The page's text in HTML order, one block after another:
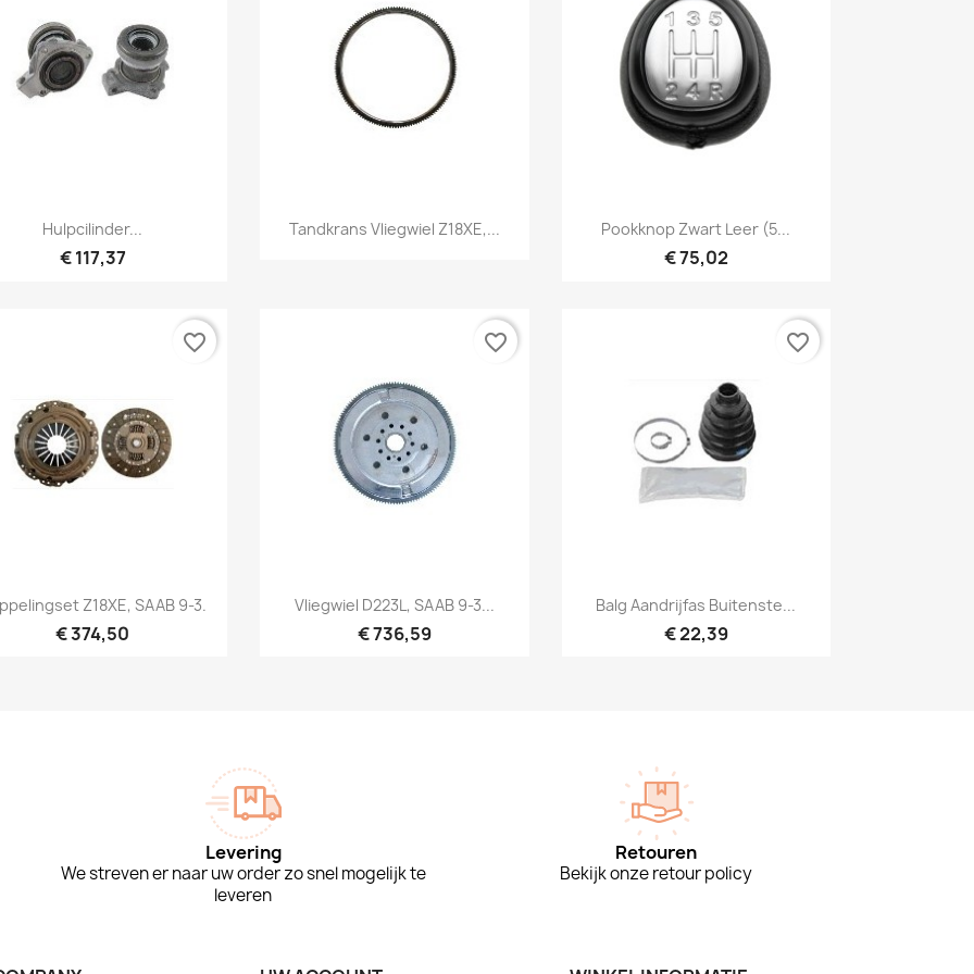
Snel bekijken
Hulpcilinder...
€ 117,37
Snel bekijken
Tandkrans Vliegwiel Z18XE,... Snel bekijken
Pookknop Zwart Leer (5...
€ 75,02
Snel bekijken
Z18XE, SAAB 9-3.
€ 374,50
favorite_border
Snel bekijken
Vliegwiel D223L, SAAB 9-3...
€ 736,59
favorite_border
Snel bekijken
Balg Aandrijfas Buitenste...
€ 22,39
favorite_border
Levering
We streven er naar uw order zo snel mogelijk te
leveren
Retouren
Bekijk onze retour policy